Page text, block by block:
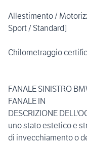
Allestimento /
Sport / Standard]
Chilometraggio
FANALE SINISTRO
FANALE IN
DESCRIZIONE
uno stato estetico e
di invecchiamento o